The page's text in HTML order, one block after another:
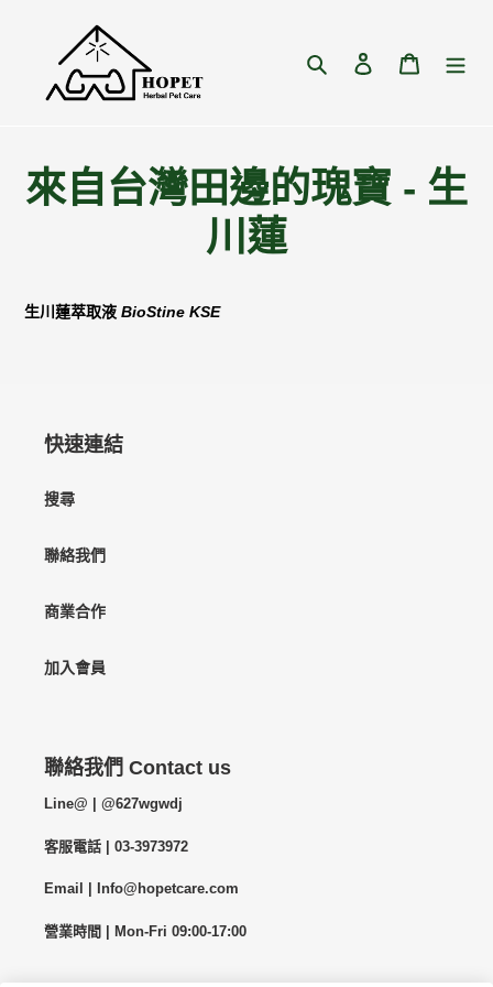
搜尋 登入 購物車
來自台灣田邊的瑰寶 - 生
川蓮
生川蓮萃取液 BioStine KSE
快速連結
搜尋
聯絡我們
商業合作
加入會員
聯絡我們 Contact us
Line@ | @627wgwdj
客服電話 | 03-3973972
Email | Info@hopetcare.com
營業時間 | Mon-Fri 09:00-17:00